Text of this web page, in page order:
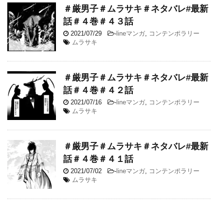
＃厳男子＃ムラサキ＃ネタバレ#最新
話＃４巻＃４３話
2021/07/29 - lineマンガ, コンテンポラリー
ムラサキ
＃厳男子＃ムラサキ＃ネタバレ#最新
話＃４巻＃４２話
2021/07/16 - lineマンガ, コンテンポラリー
ムラサキ
＃厳男子＃ムラサキ＃ネタバレ#最新
話＃４巻＃４１話
2021/07/02 - lineマンガ, コンテンポラリー
ムラサキ